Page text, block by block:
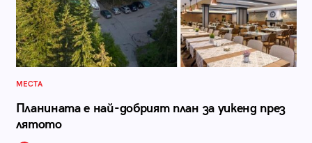
МЕСТА
Планината е най-добрият план за уикенд през
лятото